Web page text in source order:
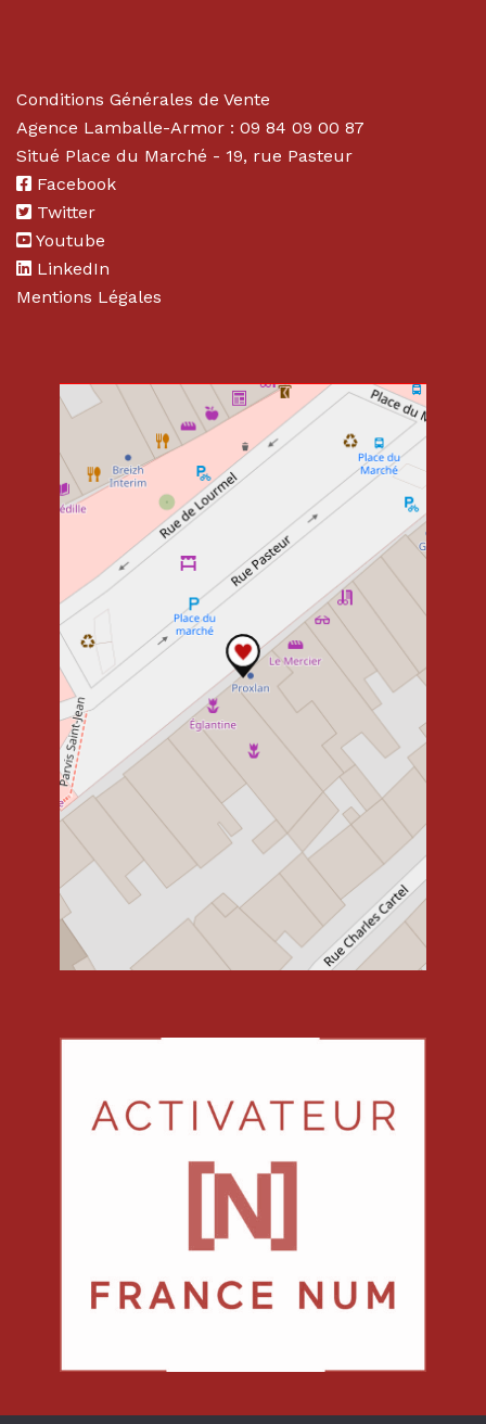
Conditions Générales de Vente
Agence Lamballe-Armor : 09 84 09 00 87
Situé Place du Marché - 19, rue Pasteur
Facebook
Twitter
Youtube
LinkedIn
Mentions Légales